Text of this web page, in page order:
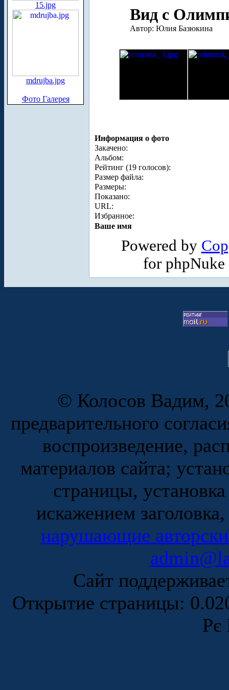
15.jpg
mdrujba.jpg
Фото Галерея
Вид с
Автор: Юлия Базюкина
Информация о фото
Закачено:
Альбом:
Рейтинг (19 голосов):
Размер файла:
Размеры:
Показано:
URL:
Избранное:
Ваше имя
Powered by
for
© Колосов Вадим,
предварительного
воспроизведение,
материалов сайта;
страницы,
искажением
нарушающие
Сайт
Открытие страницы:
Рє